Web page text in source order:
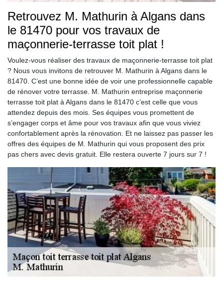
Retrouvez M. Mathurin à Algans dans
le 81470 pour vos travaux de
maçonnerie-terrasse toit plat !
Voulez-vous réaliser des travaux de maçonnerie-terrasse toit plat
? Nous vous invitons de retrouver M. Mathurin à Algans dans le
81470. C’est une bonne idée de voir une professionnelle capable
de rénover votre terrasse. M. Mathurin entreprise maçonnerie
terrasse toit plat à Algans dans le 81470 c’est celle que vous
attendez depuis des mois. Ses équipes vous promettent de
s’engager corps et âme pour vos travaux afin que vous viviez
confortablement après la rénovation. Et ne laissez pas passer les
offres des équipes de M. Mathurin qui vous proposent des prix
pas chers avec devis gratuit. Elle restera ouverte 7 jours sur 7 !